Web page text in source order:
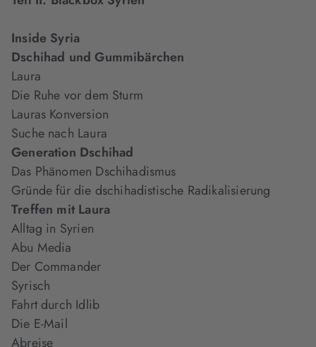
Inside Syria
Dschihad und Gummibärchen
Laura
Die Ruhe vor dem Sturm
Lauras Konversion
Suche nach Laura
Generation Dschihad
Das Phänomen Dschihadismus
Gründe für die dschihadistische Radikalisierung
Treffen mit Laura
Alltag in Syrien
Abu Media
Der Commander
Syrisch
Fahrt durch Idlib
Die E-Mail
Abreise